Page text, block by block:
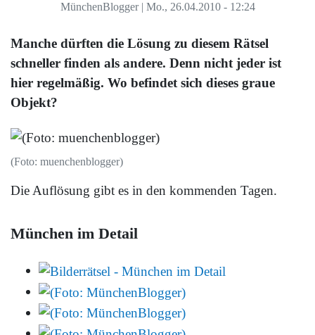
MünchenBlogger | Mo., 26.04.2010 - 12:24
Manche dürften die Lösung zu diesem Rätsel
schneller finden als andere. Denn nicht jeder ist
hier regelmäßig. Wo befindet sich dieses graue
Objekt?
(Foto: muenchenblogger)
Die Auflösung gibt es in den kommenden Tagen.
München im Detail